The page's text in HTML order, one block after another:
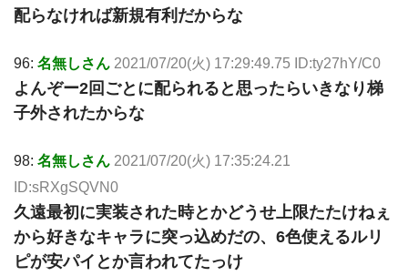
配らなければ新規有利だからな
96: 名無しさん 2021/07/20(火) 17:29:49.75 ID:ty27hY/C0
よんぞー2回ごとに配られると思ったらいきなり梯
子外されたからな
98: 名無しさん 2021/07/20(火) 17:35:24.21
ID:sRXgSQVN0
久遠最初に実装された時とかどうせ上限たたけねぇ
から好きなキャラに突っ込めだの、6色使えるルリ
ピが安パイとか言われてたっけ